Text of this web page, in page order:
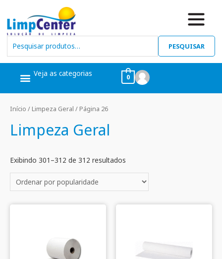
PESQUISAR
Veja as categorias 0
Início / Limpeza Geral / Página 26
Limpeza Geral
Exibindo 301–312 de 312 resultados